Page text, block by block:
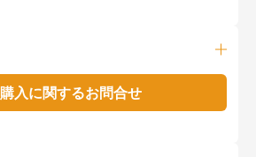
購入に関するお問合せ